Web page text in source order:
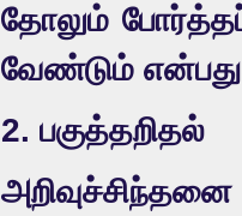
தோலும்
வேண்டும் என்பது
2. பகுத்தறிதல்